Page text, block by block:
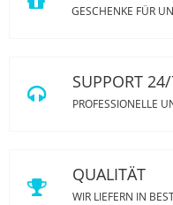
GESCHENKE FÜR
SUPPORT
PROFESSIONELLE
QUALITÄT
WIR LIEFERN IN